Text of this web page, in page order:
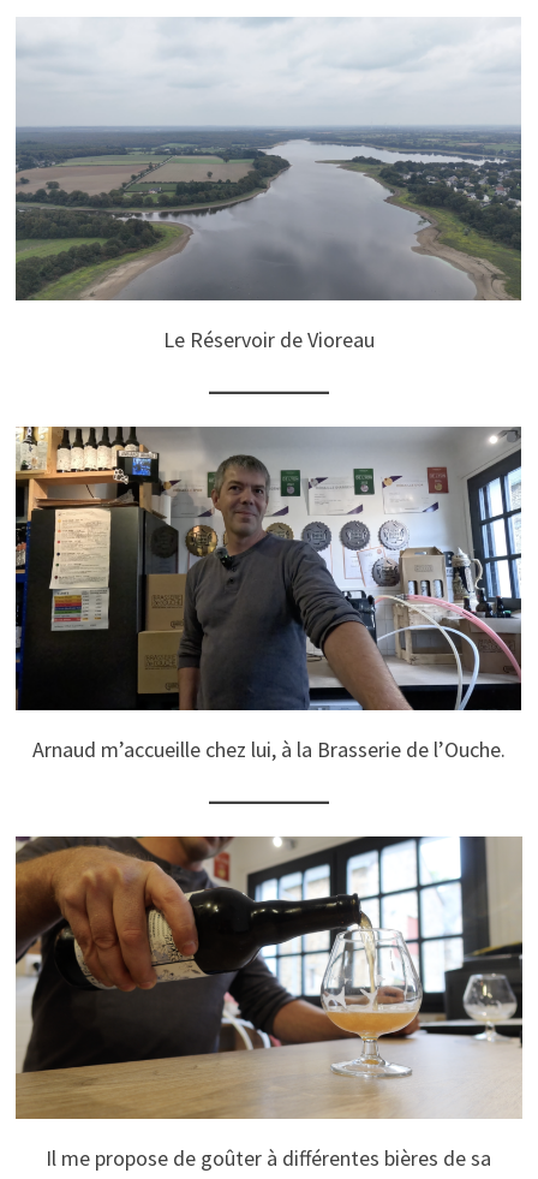
Le Réservoir de Vioreau
Arnaud m’accueille chez lui, à la Brasserie de l’Ouche.
Il me propose de goûter à différentes bières de sa